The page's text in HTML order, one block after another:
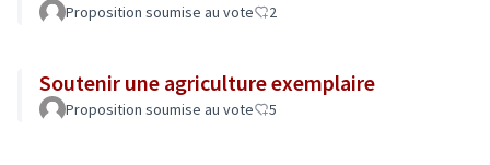
Proposition soumise au vote 2
Soutenir une agriculture exemplaire
Proposition soumise au vote 5